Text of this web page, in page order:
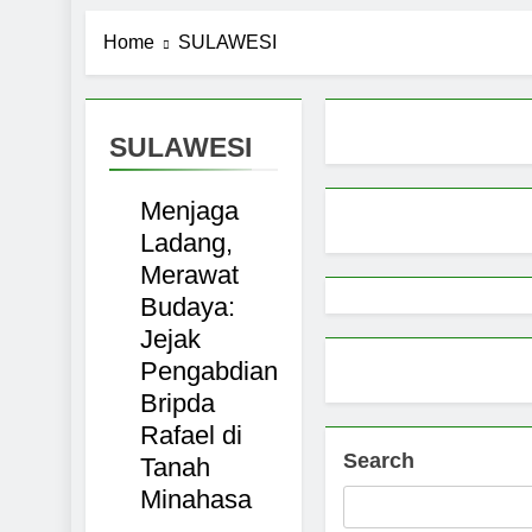
Pemprov
9 Months Ago
Home SULAWESI
SULAWESI
BERANDA
MINAHASA
MANADO
Menjaga
Ladang,
Merawat
Budaya:
Jejak
Pengabdian
Bripda
Rafael di
Tanah
Minahasa
Search